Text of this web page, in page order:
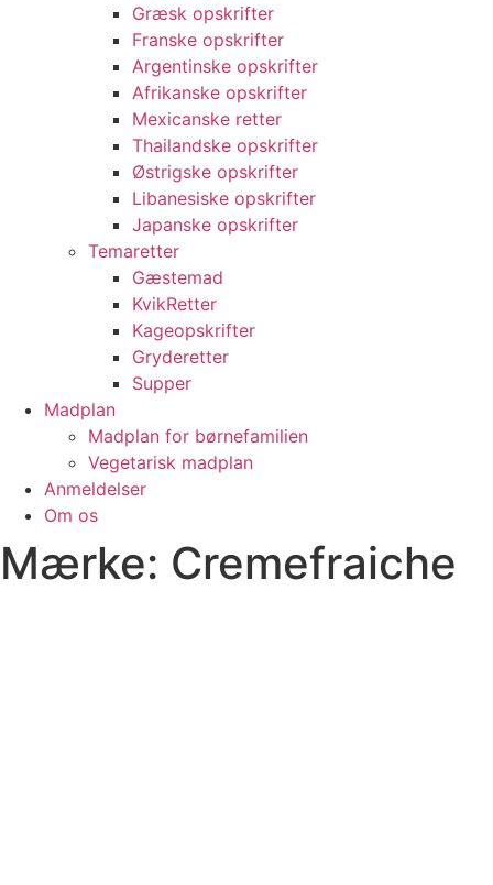
Græsk opskrifter
Franske opskrifter
Argentinske opskrifter
Afrikanske opskrifter
Mexicanske retter
Thailandske opskrifter
Østrigske opskrifter
Libanesiske opskrifter
Japanske opskrifter
Temaretter
Gæstemad
KvikRetter
Kageopskrifter
Gryderetter
Supper
Madplan
Madplan for børnefamilien
Vegetarisk madplan
Anmeldelser
Om os
Mærke: Cremefraiche